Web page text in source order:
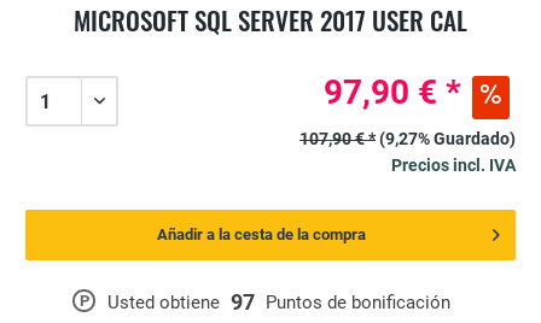
MICROSOFT SQL SERVER 2017 USER CAL
P Usted obtiene 97 Puntos de bonificación
97,90 € *
107,90 € *(9,27% Guardado)
Precios incl. IVA
Añadir a la cesta de la compra